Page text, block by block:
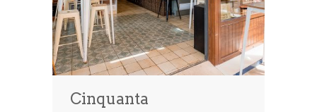
Cinquanta